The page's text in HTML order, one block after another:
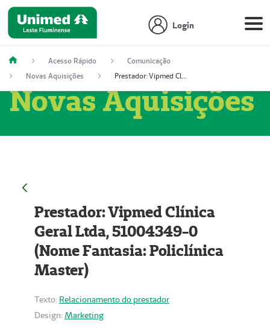
Login
Acesso Rápido
Comunicação
Novas Aquisições
Prestador: Vipmed Clínica Geral Ltda, 51004349-0 (Nome Fantasia: Policlínica Master)
Novas Aquisições
Prestador: Vipmed Clínica
Geral Ltda, 51004349-0
(Nome Fantasia: Policlínica
Master)
Texto: Relacionamento do prestador
Design: Marketing